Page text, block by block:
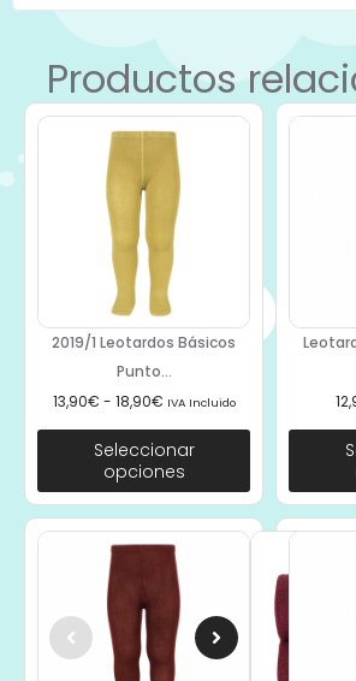
Productos
2019/1 Leotardos Básicos
Punto...
13,90€ - 18,90€ IVA Incluido
Seleccionar
opciones